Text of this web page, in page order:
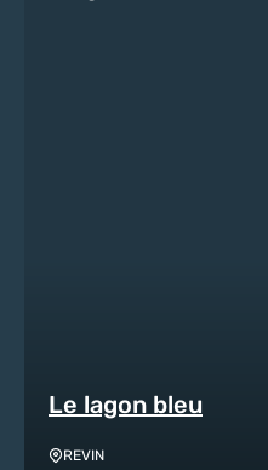
Le lagon bleu
REVIN